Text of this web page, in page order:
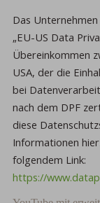
Das
„EU-US Data
Übereinkommen
USA, der die
bei
nach dem DPF
diese
Informationen
folgendem Link:
https://